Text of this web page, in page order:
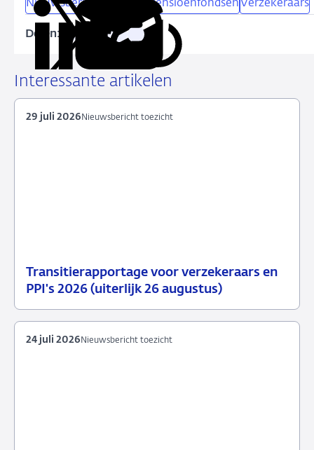
Nieuwsbericht toezicht PensioenfondsenVerzekeraars
Delen:
Deel
LinkedIn
via
X
Deel
Facebook
Deel
e-
Kopieer
Interessante artikelen
Transitierapportage voor verzekeraars en
PPI's 2026 (uiterlijk 26 augustus)
29
Nieuwsbericht
Nieuwsbericht toezicht
29 juli 2026
Nieuwsbericht toezicht
24 juli 2026